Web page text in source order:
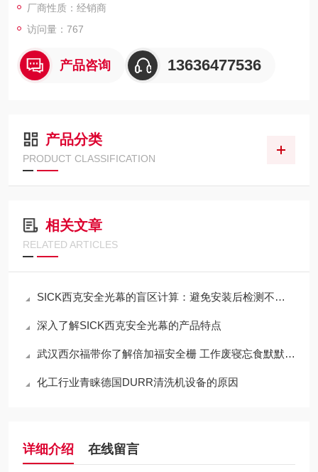
系统接口: M12公插头，5 针
防爆认证: ATEX II 3G/3D
厂商性质：经销商
访问量：767
产品咨询 13636477536
产品分类
PRODUCT CLASSIFICATION
相关文章
RELATED ARTICLES
SICK西克安全光幕的盲区计算：避免安装后检测不到手指
深入了解SICK西克安全光幕的产品特点
武汉西尔福带你了解倍加福安全栅 工作废寝忘食默默付出！
化工行业青睐德国DURR清洗机设备的原因
详细介绍 在线留言